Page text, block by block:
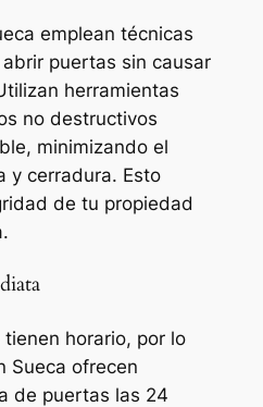
emplean técnicas
puertas sin causar
herramientas
no destructivos
minimizando el
y cerradura. Esto
de tu propiedad
horario, por lo
Sueca ofrecen
de puertas las 24